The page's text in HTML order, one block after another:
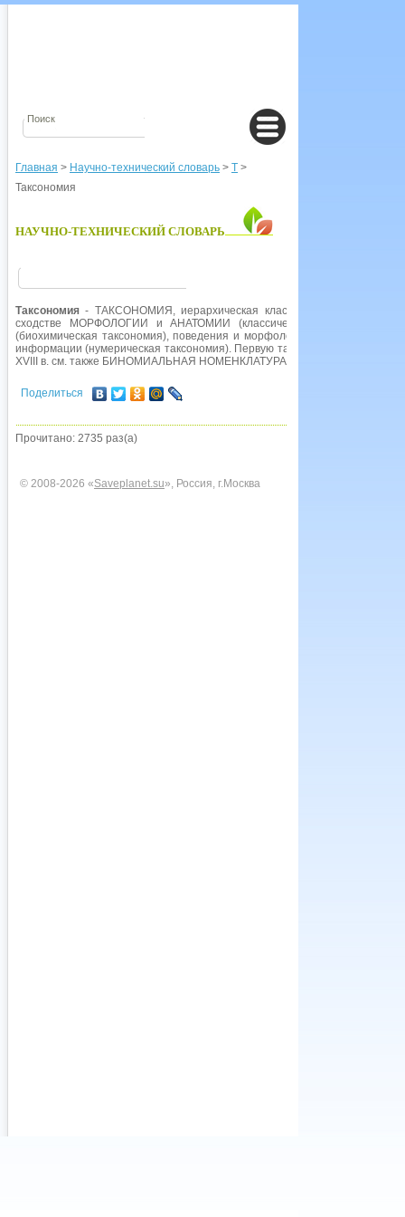
Главная > Научно-технический словарь > Т >
Таксономия
НАУЧНО-ТЕХНИЧЕСКИЙ СЛОВАРЬ
Таксономия - ТАКСОНОМИЯ, иерархическая классификация
сходстве МОРФОЛОГИИ и АНАТОМИИ (классическая таксономия),
(биохимическая таксономия), поведения и морфологии хромосом
информации (нумерическая таксономия). Первую таксономическую
XVIII в. см. также БИНОМИАЛЬНАЯ НОМЕНКЛАТУРА, КЛАССИФИКАЦИЯ.
Поделиться
Прочитано: 2735 раз(а)
© 2008-2026 «Saveplanet.su», Россия, г.Москва